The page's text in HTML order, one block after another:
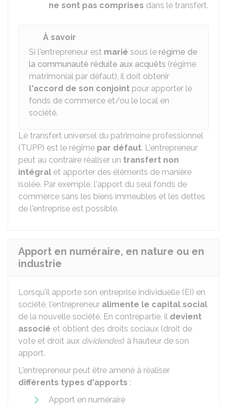
ne sont pas comprises dans le transfert.
À savoir
Si l'entrepreneur est marié sous le régime de
la communauté réduite aux acquêts (régime
matrimonial par défaut), il doit obtenir
l'accord de son conjoint pour apporter le
fonds de commerce et/ou le local en
société.
Le transfert universel du patrimoine professionnel
(TUPP) est le régime par défaut. L'entrepreneur
peut au contraire réaliser un transfert non
intégral et apporter des éléments de manière
isolée. Par exemple, l'apport du seul fonds de
commerce sans les biens immeubles et les dettes
de l'entreprise est possible.
Apport en numéraire, en nature ou en
industrie
Lorsqu'il apporte son entreprise individuelle (EI) en
société, l'entrepreneur alimente le capital social
de la nouvelle société. En contrepartie, il devient
associé et obtient des droits sociaux (droit de
vote et droit aux dividendes) à hauteur de son
apport.
L'entrepreneur peut être amené à réaliser
différents types d'apports :
Apport en numéraire